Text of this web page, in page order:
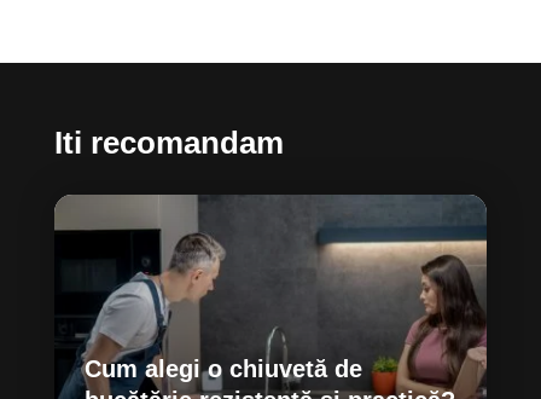
Iti recomandam
Cum alegi o chiuvetă de